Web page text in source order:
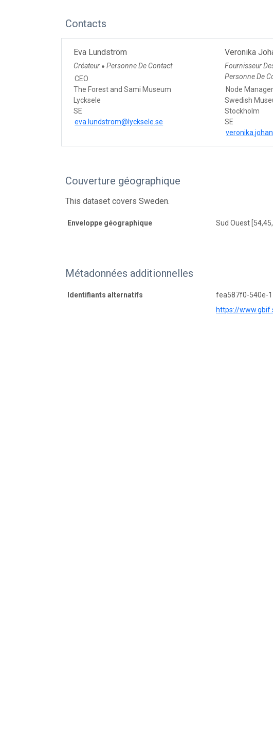
Contacts
Eva Lundström
Créateur ● Personne De Contact
CEO
The Forest and Sami Museum
Lycksele
SE
eva.lundstrom@lycksele.se
Veronika
Fournisseur
Personne De
Node Manager
Swedish
Stockholm
SE
Couverture géographique
This dataset covers Sweden.
Enveloppe géographique Sud Ouest
Métadonnées additionnelles
Identifiants alternatifs
fea587f0-540e-
https://